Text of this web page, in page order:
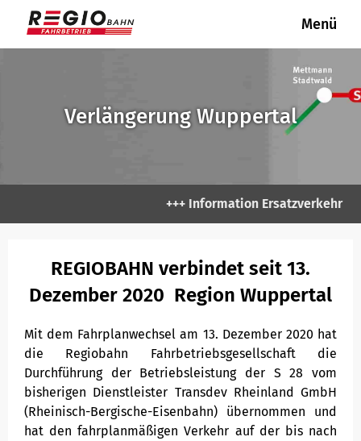
Menü
Aktuelle Informationen
Fahrpläne
Linie S 28
Fahrradmitnahme
Mobilitätsgarantie
Erhöhtes Beförderungsentgelt
Barrierefreies Reisen
Fahrradmitnahme
Hausordnung Fahrzeuge
Unternehmen
Mitgliedschaften / Partner
Presseverteiler
Verlängerung Wuppertal
+++ Information Ersatzverkehr
REGIOBAHN verbindet seit 13.
Dezember 2020 Region Wuppertal
Mit dem Fahrplanwechsel am 13. Dezember 2020 hat
die Regiobahn Fahrbetriebsgesellschaft die
Durchführung der Betriebsleistung der S 28 vom
bisherigen Dienstleister Transdev Rheinland GmbH
(Rheinisch-Bergische-Eisenbahn) übernommen und
hat den fahrplanmäßigen Verkehr auf der bis nach